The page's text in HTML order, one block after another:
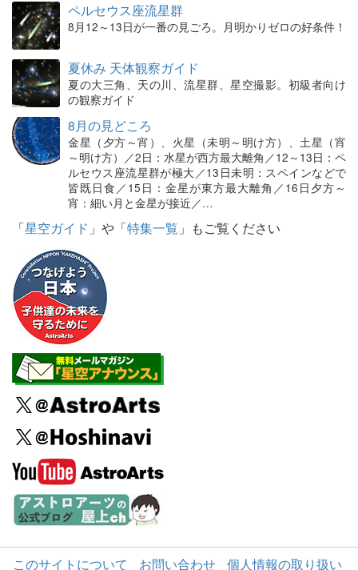
ペルセウス座流星群
8月12～13日が一番の見ごろ。月明かりゼロの好条件！
夏休み 天体観察ガイド
夏の大三角、天の川、流星群、星空撮影。初級者向け
の観察ガイド
8月の見どころ
金星（夕方～宵）、火星（未明～明け方）、土星（宵
～明け方）／2日：水星が西方最大離角／12～13日：ペ
ルセウス座流星群が極大／13日未明：スペインなどで
皆既日食／15日：金星が東方最大離角／16日夕方～
宵：細い月と金星が接近／…
「星空ガイド 」や「特集一覧 」もご覧ください
このサイトについて お問い合わせ 個人情報の取り扱い